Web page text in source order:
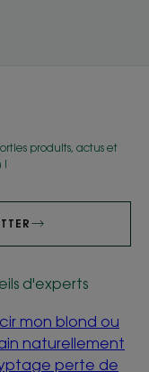
produits, actus et
!
d'experts
mon blond ou
naturellement
perte de